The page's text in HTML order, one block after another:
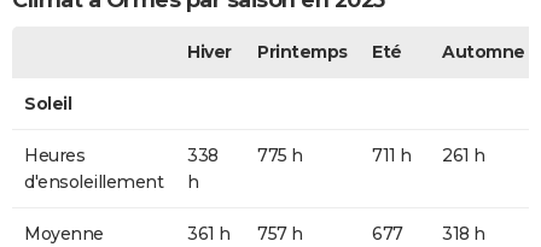
Hiver Printemps Eté Automne
Soleil
Heures
d'ensoleillement
338
h
775 h 711 h 261 h
Moyenne
361 h 757 h
677
318 h